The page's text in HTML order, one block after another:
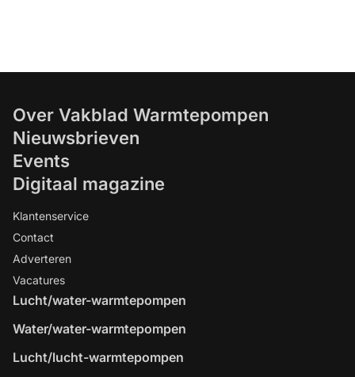
Over Vakblad Warmtepompen
Nieuwsbrieven
Events
Digitaal magazine
Klantenservice
Contact
Adverteren
Vacatures
Lucht/water-warmtepompen
Water/water-warmtepompen
Lucht/lucht-warmtepompen